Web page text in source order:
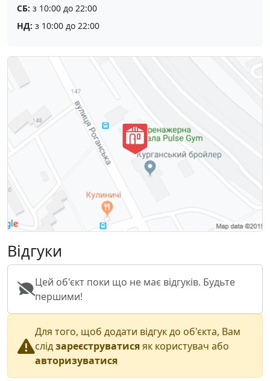
СБ: з 10:00 до 22:00
НД: з 10:00 до 22:00
Відгуки
Цей об'єкт поки що не має відгуків. Будьте
першими!
Для того, щоб додати відгук до об'єкта, Вам
слідзареєструватисяяк користувач або
авторизуватися